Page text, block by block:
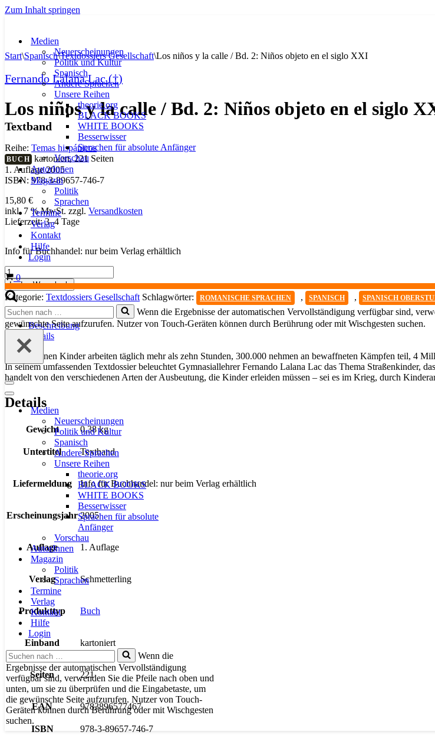
Zum Inhalt springen
Medien
Neuerscheinungen
Politik und Kultur
Spanisch
Andere Sprachen
Unsere Reihen
theorie.org
BLACK BOOKS
WHITE BOOKS
Besserwisser
Sprachen für absolute Anfänger
Vorschau
AutorInnen
Magazin
Politik
Sprachen
Termine
Verlag
Kontakt
Hilfe
Login
Warenkorb
0
Suchen
nach …
Wenn die Ergebnisse der automatischen Vervollständigung verfügbar sind,
gewünschte Seite aufzurufen. Nutzer von Touch-Geräten können durch Berührung oder mit Wischgesten suchen.
Navigationsmenü
Navigationsmenü
Medien
Neuerscheinungen
Politik und Kultur
Spanisch
Andere Sprachen
Unsere Reihen
theorie.org
BLACK BOOKS
WHITE BOOKS
Besserwisser
Sprachen für absolute
Anfänger
Vorschau
AutorInnen
Magazin
Politik
Sprachen
Termine
Verlag
Kontakt
Hilfe
Login
Suchen
nach …
Wenn die
Ergebnisse der automatischen Vervollständigung
verfügbar sind, verwenden Sie die Pfeile nach oben und
unten, um sie zu überprüfen und die Eingabetaste, um
die gewünschte Seite aufzurufen. Nutzer von Touch-
Geräten können durch Berührung oder mit Wischgesten
suchen.
Start\Spanisch\Textdossiers Gesellschaft\Los niños y la calle / Bd. 2: Niños objeto en el siglo XXI
Fernando Lalana Lac (†)
Los niños y la calle / Bd. 2: Niños objeto en el siglo
Textband
Reihe: Temas hispánicos
BUCH kartoniert, 221 Seiten
1. Auflage 2005
ISBN: 978-3-89657-746-7
15,80 €
inkl. 7 % MwSt. zzgl. Versandkosten
Lieferzeit:3–4 Tage
Info für Buchhandel: nur beim Verlag erhältlich
Los
niños
y
la
calle
/
Bd.
Niños
objeto
en
el
siglo
XXI
In den Warenkorb
Kategorie: Textdossiers Gesellschaft Schlagwörter: ROMANISCHE SPRACHEN , SPANISCH , SPANISCH
Beschreibung
Details
250 Millionen Kinder arbeiten täglich mehr als zehn Stunden, 300.000 nehmen an bewaffneten Kämpfen teil, 4
In seinem umfassenden Textdossier beleuchtet Gymnasiallehrer Fernando Lalana Lac das Thema
handelt von den verschiedenen Arten der Ausbeutung, die Kinder erleiden müssen – sei es im Krieg, durch
Details
Gewicht 0,38 kg
Untertitel Textband
Liefermeldung Info für Buchhandel: nur beim Verlag erhältlich
Erscheinungsjahr 2005
Auflage 1. Auflage
Verlag Schmetterling
Produkttyp Buch
Einband kartoniert
Seiten 221
EAN 9783896577467
ISBN 978-3-89657-746-7